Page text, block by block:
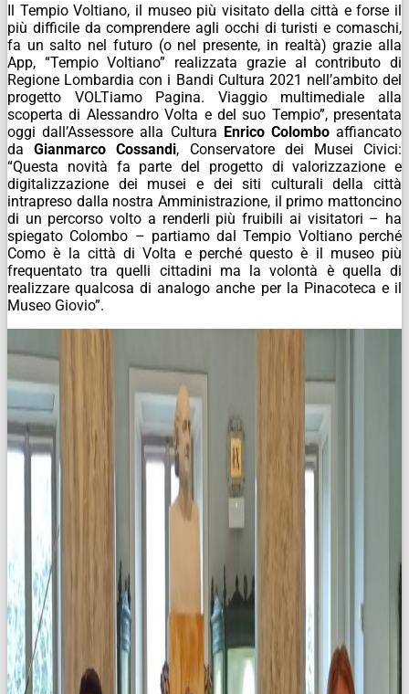
Il Tempio Voltiano, il museo più visitato della città e forse il
più difficile da comprendere agli occhi di turisti e comaschi,
fa un salto nel futuro (o nel presente, in realtà) grazie alla
App, “Tempio Voltiano” realizzata grazie al contributo di
Regione Lombardia con i Bandi Cultura 2021 nell’ambito del
progetto VOLTiamo Pagina. Viaggio multimediale alla
scoperta di Alessandro Volta e del suo Tempio”, presentata
oggi dall’Assessore alla Cultura Enrico Colomboaffiancato
daGianmarco Cossandi, Conservatore dei Musei Civici:
“Questa novità fa parte del progetto di valorizzazione e
digitalizzazione dei musei e dei siti culturali della città
intrapreso dalla nostra Amministrazione, il primo mattoncino
di un percorso volto a renderli più fruibili ai visitatori – ha
spiegato Colombo – partiamo dal Tempio Voltiano perché
Como è la città di Volta e perché questo è il museo più
frequentato tra quelli cittadini ma la volontà è quella di
realizzare qualcosa di analogo anche per la Pinacoteca e il
Museo Giovio”.